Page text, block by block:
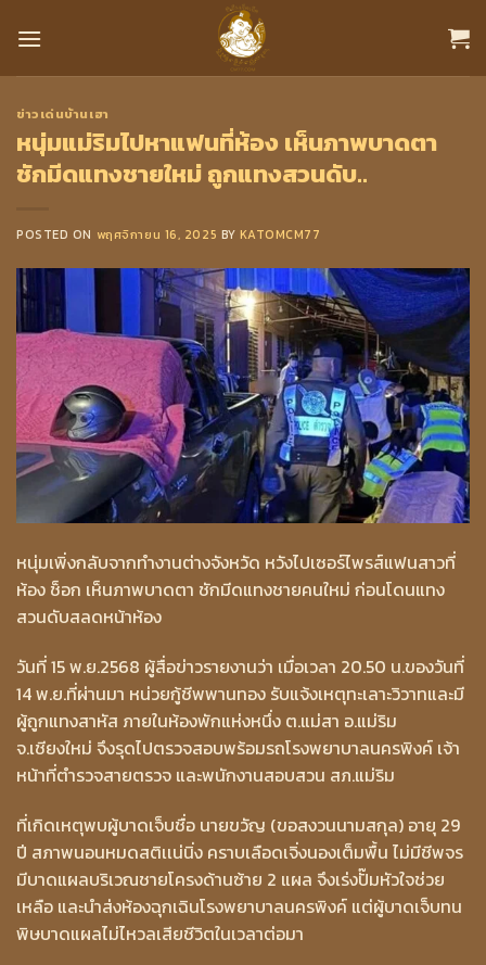
ข่าวเด่นบ้านเฮา
หนุ่มแม่ริมไปหาแฟนที่ห้อง เห็นภาพบาดตา
ชักมีดแทงชายใหม่ ถูกแทงสวนดับ..
POSTED ON พฤศจิกายน 16, 2025 BY KATOMCM77
หนุ่มเพิ่งกลับจากทำงานต่างจังหวัด หวังไปเซอร์ไพรส์แฟนสาวที่
ห้อง ช็อก เห็นภาพบาดตา ชักมีดแทงชายคนใหม่ ก่อนโดนแทง
สวนดับสลดหน้าห้อง
วันที่ 15 พ.ย.2568 ผู้สื่อข่าวรายงานว่า เมื่อเวลา 20.50 น.ของวันที่
14 พ.ย.ที่ผ่านมา หน่วยกู้ชีพพานทอง รับแจ้งเหตุทะเลาะวิวาทและมี
ผู้ถูกแทงสาหัส ภายในห้องพักแห่งหนึ่ง ต.แม่สา อ.แม่ริม
จ.เชียงใหม่ จึงรุดไปตรวจสอบพร้อมรถโรงพยาบาลนครพิงค์ เจ้า
หน้าที่ตำรวจสายตรวจ และพนักงานสอบสวน สภ.แม่ริม
ที่เกิดเหตุพบผู้บาดเจ็บชื่อ นายขวัญ (ขอสงวนนามสกุล) อายุ 29
ปี สภาพนอนหมดสติเเน่นิ่ง คราบเลือดเจิ่งนองเต็มพื้น ไม่มีชีพจร
มีบาดแผลบริเวณชายโครงด้านซ้าย 2 แผล จึงเร่งปั๊มหัวใจช่วย
เหลือ และนำส่งห้องฉุกเฉินโรงพยาบาลนครพิงค์ แต่ผู้บาดเจ็บทน
พิษบาดแผลไม่ไหวลเสียชีวิตในเวลาต่อมา